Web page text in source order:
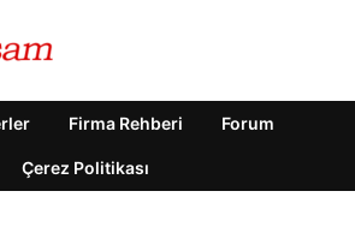
Firma Rehberi Forum
Çerez Politikası